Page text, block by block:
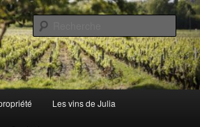
Les vins de Julia